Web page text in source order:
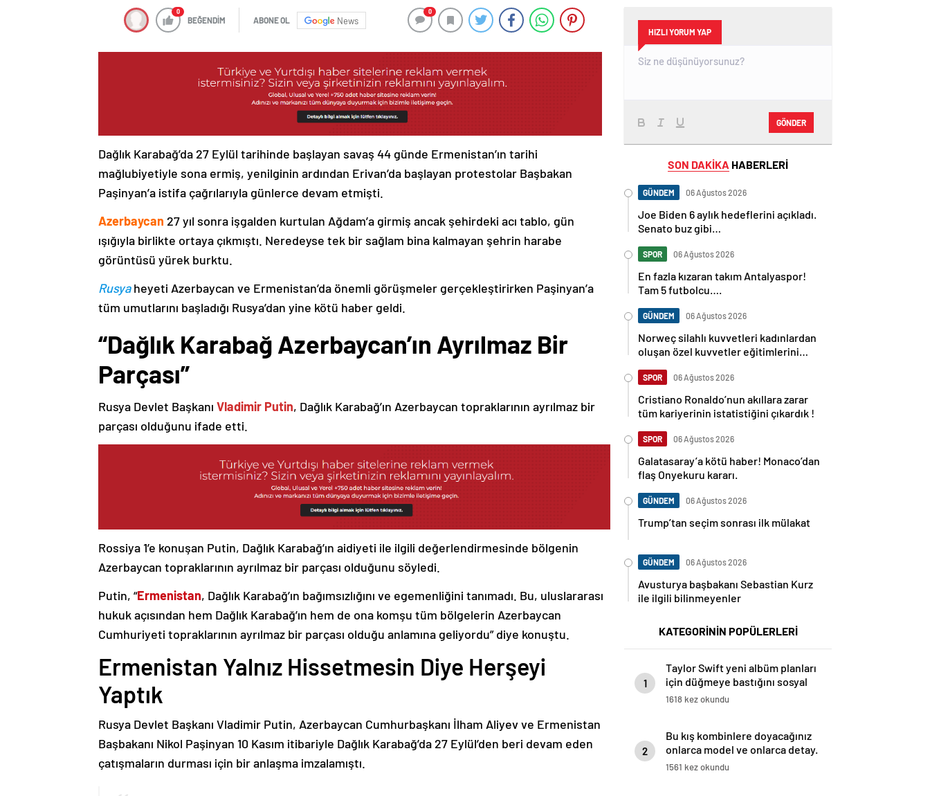
başlık.
0
BEĞENDİM ABONE OL News
0
Dağlık Karabağ’da 27 Eylül tarihinde başlayan savaş 44 günde Ermenistan’ın tarihi
mağlubiyetiyle sona ermiş, yenilginin ardından Erivan’da başlayan protestolar Başbakan
Paşinyan’a istifa çağrılarıyla günlerce devam etmişti.
Azerbaycan 27 yıl sonra işgalden kurtulan Ağdam’a girmiş ancak şehirdeki acı tablo, gün
ışığıyla birlikte ortaya çıkmıştı. Neredeyse tek bir sağlam bina kalmayan şehrin harabe
görüntüsü yürek burktu.
Rusyaheyeti Azerbaycan ve Ermenistan’da önemli görüşmeler gerçekleştirirken Paşinyan’a
tüm umutlarını başladığı Rusya’dan yine kötü haber geldi.
“Dağlık Karabağ Azerbaycan’ın Ayrılmaz Bir
Parçası”
Rusya Devlet Başkanı Vladimir Putin, Dağlık Karabağ’ın Azerbaycan topraklarının ayrılmaz bir
parçası olduğunu ifade etti.
Rossiya 1’e konuşan Putin, Dağlık Karabağ’ın aidiyeti ile ilgili değerlendirmesinde bölgenin
Azerbaycan topraklarının ayrılmaz bir parçası olduğunu söyledi.
Putin, “Ermenistan, Dağlık Karabağ’ın bağımsızlığını ve egemenliğini tanımadı. Bu, uluslararası
hukuk açısından hem Dağlık Karabağ’ın hem de ona komşu tüm bölgelerin Azerbaycan
Cumhuriyeti topraklarının ayrılmaz bir parçası olduğu anlamına geliyordu” diye konuştu.
Ermenistan Yalnız Hissetmesin Diye Herşeyi
Yaptık
Rusya Devlet Başkanı Vladimir Putin, Azerbaycan Cumhurbaşkanı İlham Aliyev ve Ermenistan
Başbakanı Nikol Paşinyan 10 Kasım itibariyle Dağlık Karabağ’da 27 Eylül’den beri devam eden
çatışmaların durması için bir anlaşma imzalamıştı.
HIZLI YORUM YAP
GÖNDER
SON DAKİKA HABERLERİ
GÜNDEM 06 Ağustos 2026
Joe Biden 6 aylık hedeflerini açıkladı.
Senato buz gibi…
SPOR 06 Ağustos 2026
En fazla kızaran takım Antalyaspor!
Tam 5 futbolcu….
GÜNDEM 06 Ağustos 2026
Norweç silahlı kuvvetleri kadınlardan
oluşan özel kuvvetler eğitimlerini
SPOR 06 Ağustos 2026
Cristiano Ronaldo’nun akıllara zarar
tüm kariyerinin istatistiğini çıkardık !
SPOR 06 Ağustos 2026
Galatasaray’a kötü haber! Monaco’dan
flaş Onyekuru kararı.
GÜNDEM 06 Ağustos 2026
Trump’tan seçim sonrası ilk mülakat
GÜNDEM 06 Ağustos 2026
Avusturya başbakanı Sebastian Kurz
ile ilgili bilinmeyenler
KATEGORİNİN POPÜLERLERİ
1
Taylor Swift yeni albüm planları
için düğmeye bastığını sosyal
medyadan duyurdu!
1618 kez okundu
2
Bu kış kombinlere doyacağınız
onlarca model ve onlarca detay.
1561 kez okundu